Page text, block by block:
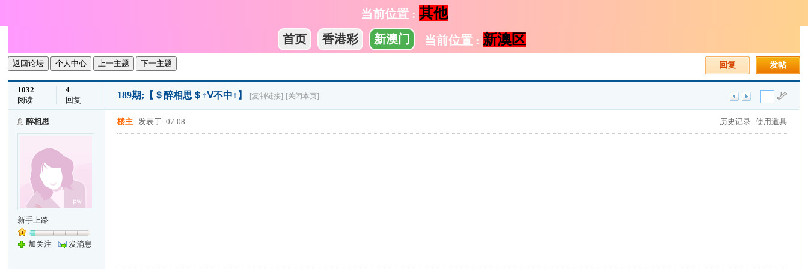
当前位置 : 其他
首页 香港彩 新澳门 当前位置 : 新澳区
返回论坛 个人中心 上一主题 下一主题 发帖
回复
1032
阅读
4
回复
189期;【＄醉相思＄↑Ⅴ不中↑】 [复制链接] [关闭本页]
醉相思
新手上路
加关注 发消息
历史记录 使用道具
楼主 发表于: 07-08